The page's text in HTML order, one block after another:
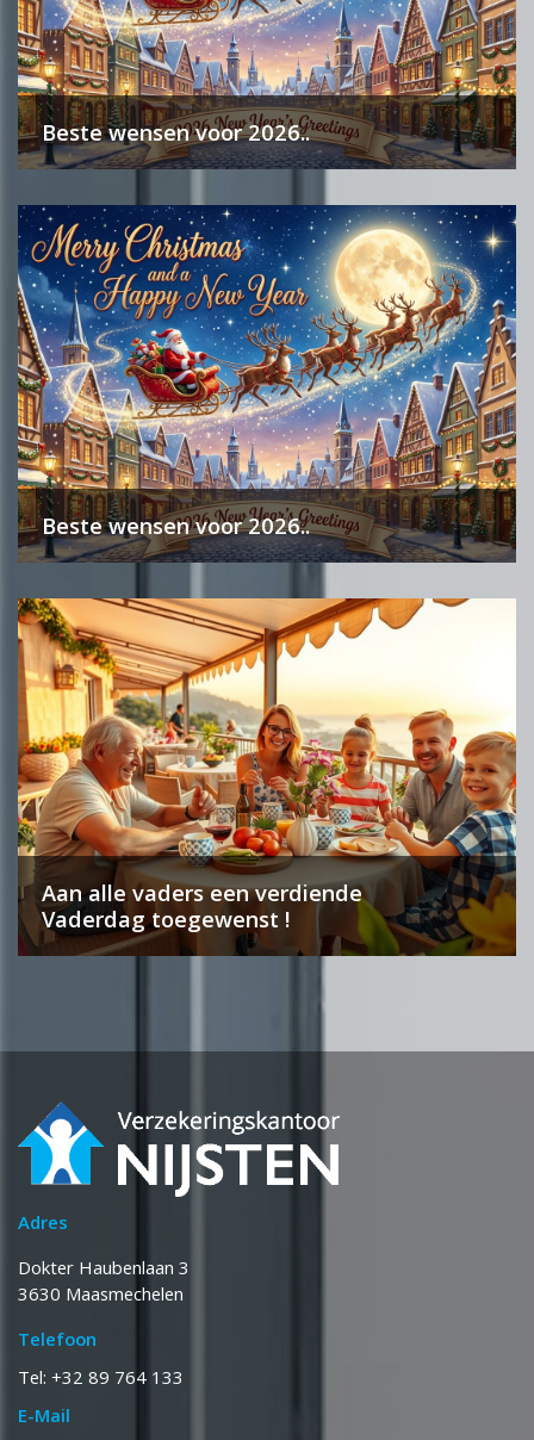
Beste wensen voor 2026..
Beste wensen voor 2026..
Aan alle vaders een verdiende
Vaderdag toegewenst !
Adres
Dokter Haubenlaan 3
3630 Maasmechelen
Telefoon
Tel: +32 89 764 133
E-Mail